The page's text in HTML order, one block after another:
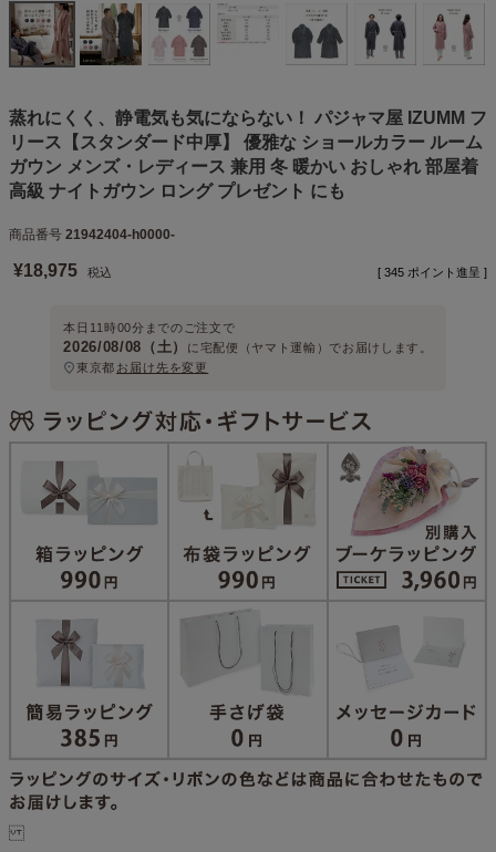
蒸れにくく、静電気も気にならない！ パジャマ屋 IZUMM フ
リース【スタンダード中厚】 優雅な ショールカラー ルーム
ガウン メンズ・レディース 兼用 冬 暖かい おしゃれ 部屋着
高級 ナイトガウン ロング プレゼント にも
商品番号 21942404-h0000-
¥18,975 税込 [ 345 ポイント進呈 ]
本日 11時00分 までのご注文で
2026/08/08（土） に 宅配便（ヤマト運輸） でお届けします。
東京都 お届け先を変更